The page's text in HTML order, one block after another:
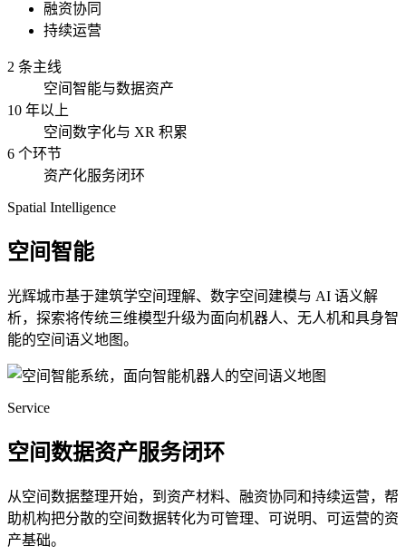
融资协同
持续运营
2 条主线
空间智能与数据资产
10 年以上
空间数字化与 XR 积累
6 个环节
资产化服务闭环
Spatial Intelligence
空间智能
光辉城市基于建筑学空间理解、数字空间建模与 AI 语义解
析，探索将传统三维模型升级为面向机器人、无人机和具身智
能的空间语义地图。
Service
空间数据资产服务闭环
从空间数据整理开始，到资产材料、融资协同和持续运营，帮
助机构把分散的空间数据转化为可管理、可说明、可运营的资
产基础。